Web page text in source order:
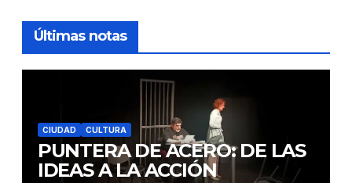
Últimas notas
CIUDAD CULTURA
PUNTERA DE ACERO: DE LAS
IDEAS A LA ACCIÓN